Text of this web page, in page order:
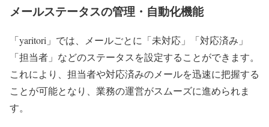
メールステータスの管理・自動化機能
「yaritori」では、メールごとに「未対応」「対応済み」
「担当者」などのステータスを設定することができます。
これにより、担当者や対応済みのメールを迅速に把握する
ことが可能となり、業務の運営がスムーズに進められま
す。